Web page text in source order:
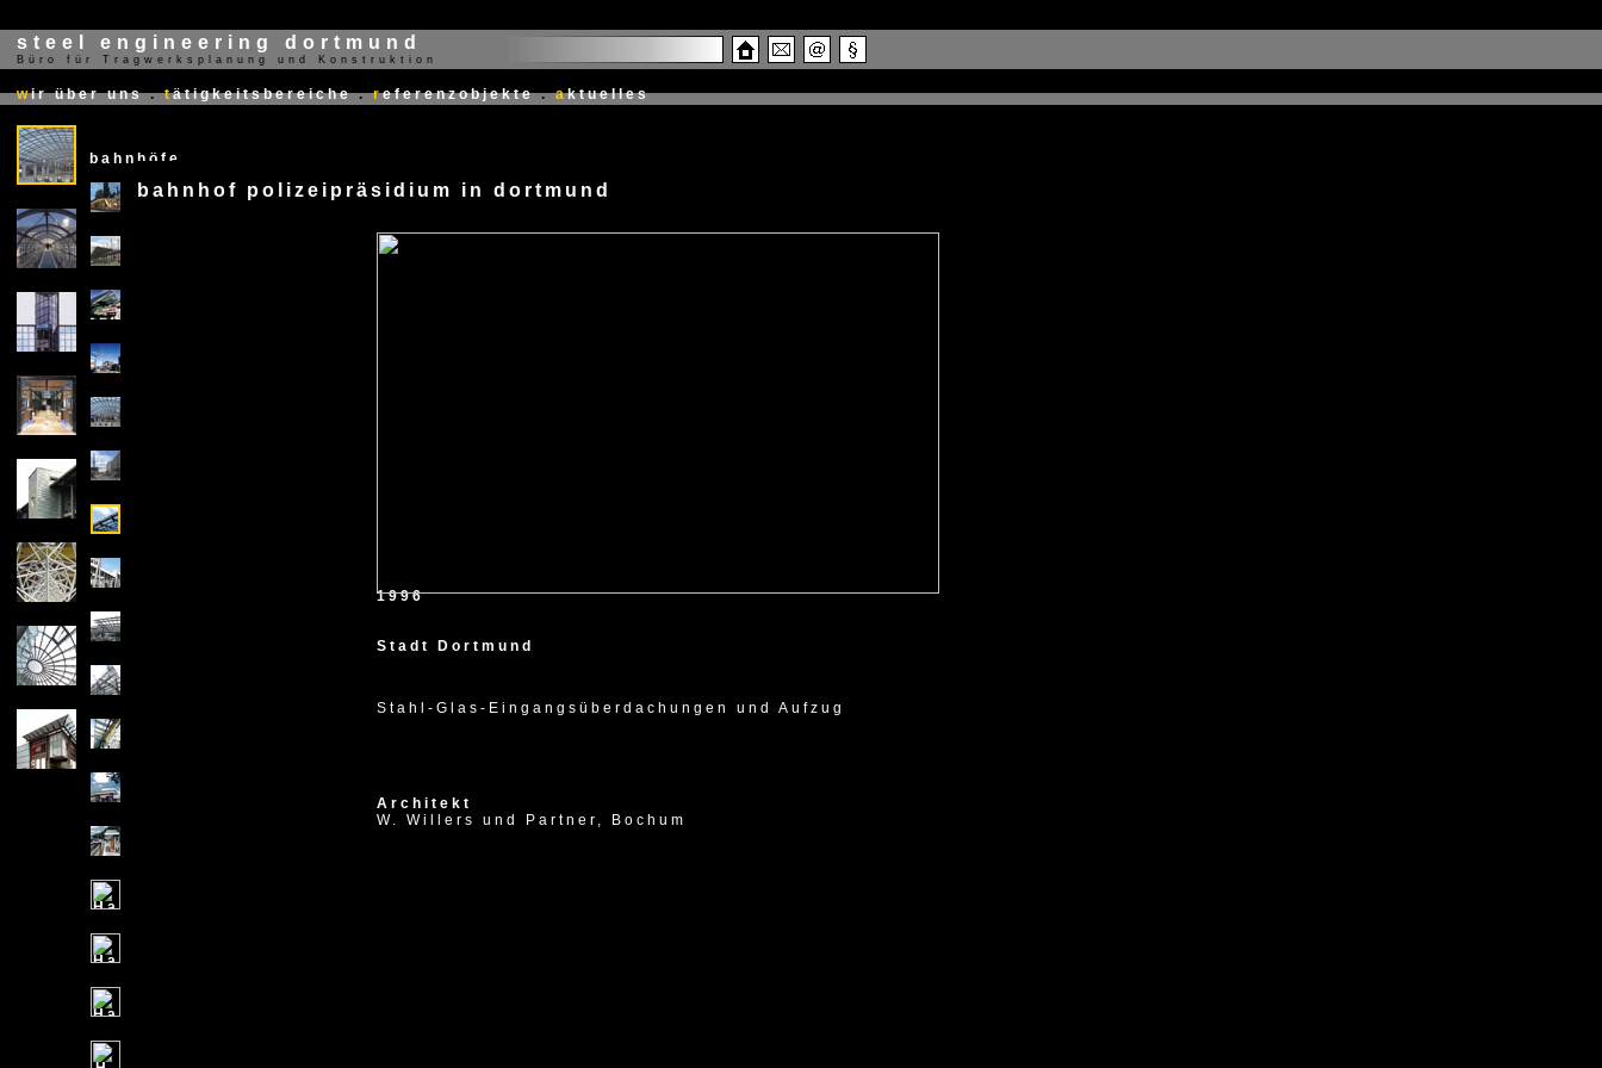
steel engineering dortmund
Büro für Tragwerksplanung und Konstruktion
wir über uns . tätigkeitsbereiche . referenzobjekte . aktuelles
bahnhöfe
X
bahnhof polizeipräsidium in dortmund
1996
Stadt Dortmund
Stahl-Glas-Eingangsüberdachungen und Aufzug
Architekt
W. Willers und Partner, Bochum